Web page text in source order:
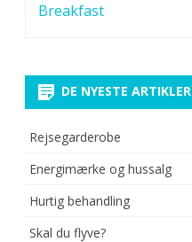
Breakfast
DE NYESTE ARTIKLER
Rejsegarderobe
Energimærke og hussalg
Hurtig behandling
Skal du flyve?